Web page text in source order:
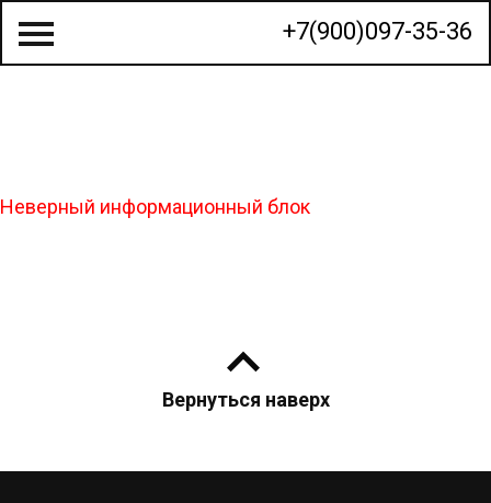
+7(900)097-35-36
СТРОИТЕЛЬСТВО ДОМОВ
Неверный информационный блок
Вернуться наверх